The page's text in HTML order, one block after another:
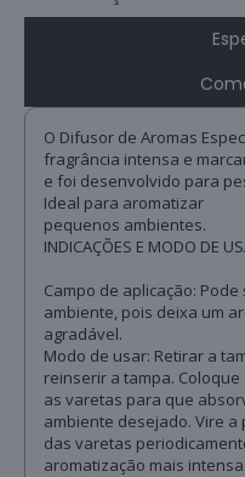
O Difusor de Aromas
fragrância intensa e
e foi desenvolvido para
Ideal para aromatizar
pequenos ambientes.
INDICAÇÕES E MODO DE
Campo de aplicação:
ambiente, pois deixa um
agradável.
Modo de usar: Retirar a
reinserir a tampa. Coloque
as varetas para que
ambiente desejado. Vire a
das varetas
aromatização mais intensa.